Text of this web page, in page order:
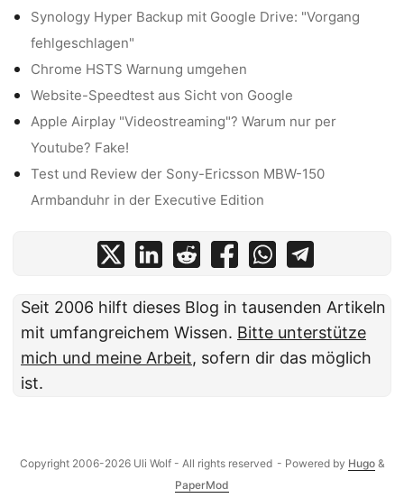
Synology Hyper Backup mit Google Drive: "Vorgang
fehlgeschlagen"
Chrome HSTS Warnung umgehen
Website-Speedtest aus Sicht von Google
Apple Airplay "Videostreaming"? Warum nur per
Youtube? Fake!
Test und Review der Sony-Ericsson MBW-150
Armbanduhr in der Executive Edition
Seit 2006 hilft dieses Blog in tausenden Artikeln
mit umfangreichem Wissen. Bitte unterstütze
mich und meine Arbeit, sofern dir das möglich
ist.
Copyright 2006-2026 Uli Wolf - All rights reserved - Powered by Hugo &
PaperMod